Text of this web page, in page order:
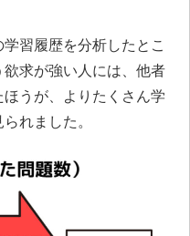
習履歴を分析したとこ
求が強い人には、他者
うが、よりたくさん学
れました。